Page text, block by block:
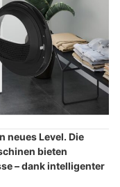
neues Level. Die
bieten
– dank intelligenter